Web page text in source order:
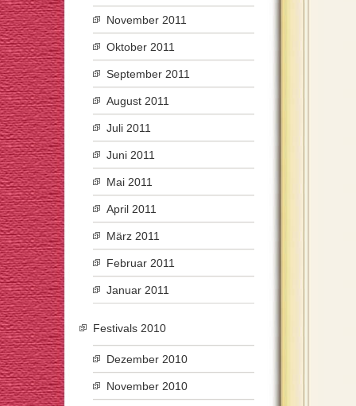
November 2011
Oktober 2011
September 2011
August 2011
Juli 2011
Juni 2011
Mai 2011
April 2011
März 2011
Februar 2011
Januar 2011
Festivals 2010
Dezember 2010
November 2010